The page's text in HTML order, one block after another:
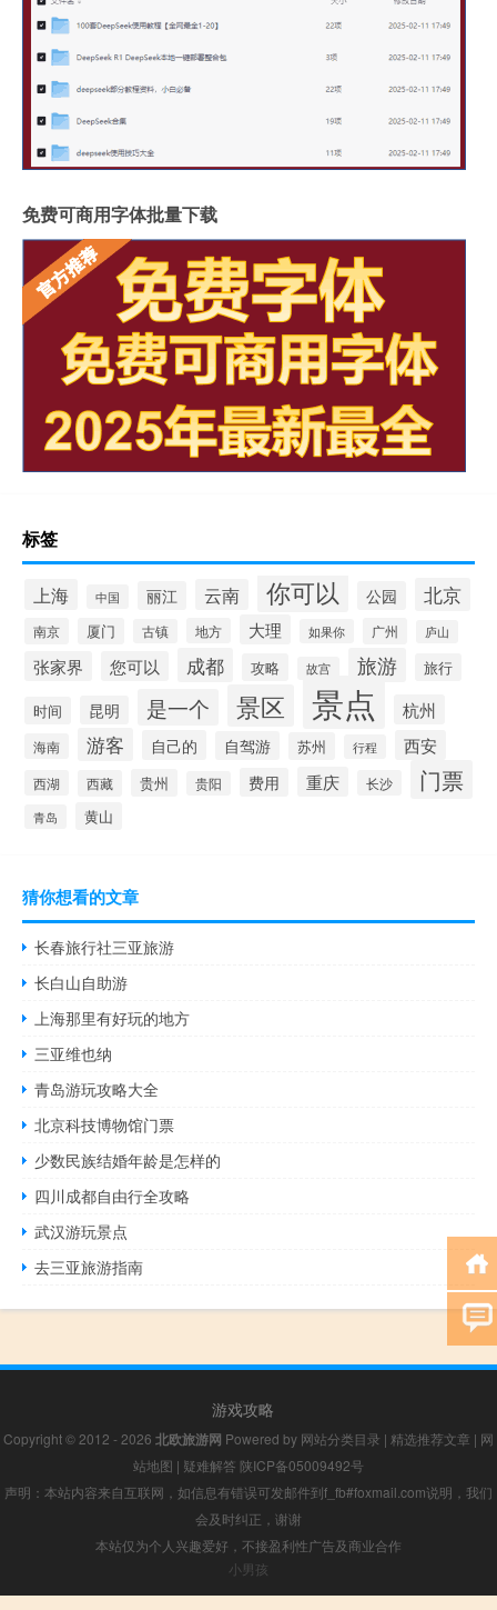
免费可商用字体批量下载
标签
上海 中国 丽江 云南 你可以 公园 北京
南京 厦门 古镇 地方 大理 如果你 广州 庐山
张家界 您可以 成都 攻略 故宫 旅游 旅行
时间 昆明 是一个 景区 景点 杭州
海南 游客 自己的 自驾游 苏州 行程 西安
西湖 西藏 贵州 贵阳 费用 重庆 长沙 门票
青岛 黄山
猜你想看的文章
长春旅行社三亚旅游
长白山自助游
上海那里有好玩的地方
三亚维也纳
青岛游玩攻略大全
北京科技博物馆门票
少数民族结婚年龄是怎样的
四川成都自由行全攻略
武汉游玩景点
去三亚旅游指南
游戏攻略
Copyright © 2012 - 2026 北欧旅游网 Powered by 网站分类目录 | 精选推荐文章 | 网
站地图 | 疑难解答 陕ICP备05009492号
声明：本站内容来自互联网，如信息有错误可发邮件到f_fb#foxmail.com说明，我们
会及时纠正，谢谢
本站仅为个人兴趣爱好，不接盈利性广告及商业合作
小男孩